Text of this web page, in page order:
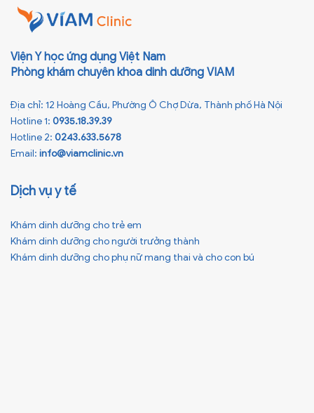
Viện Y học ứng dụng Việt Nam
Phòng khám chuyên khoa dinh dưỡng VIAM
Địa chỉ: 12 Hoàng Cầu, Phường Ô Chợ Dừa, Thành phố Hà Nội
Hotline 1: 0935.18.39.39
Hotline 2: 0243.633.5678
Email: info@viamclinic.vn
Dịch vụ y tế
Khám dinh dưỡng cho trẻ em
Khám dinh dưỡng cho người trưởng thành
Khám dinh dưỡng cho phụ nữ mang thai và cho con bú